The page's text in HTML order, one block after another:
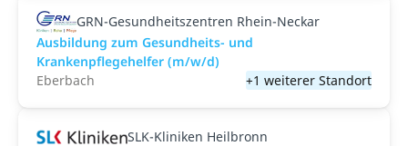
GRN-Gesundheitszentren Rhein-Neckar
Ausbildung zum Gesundheits- und
Krankenpflegehelfer (m/w/d)
Eberbach
+1 weiterer Standort
SLK-Kliniken Heilbronn